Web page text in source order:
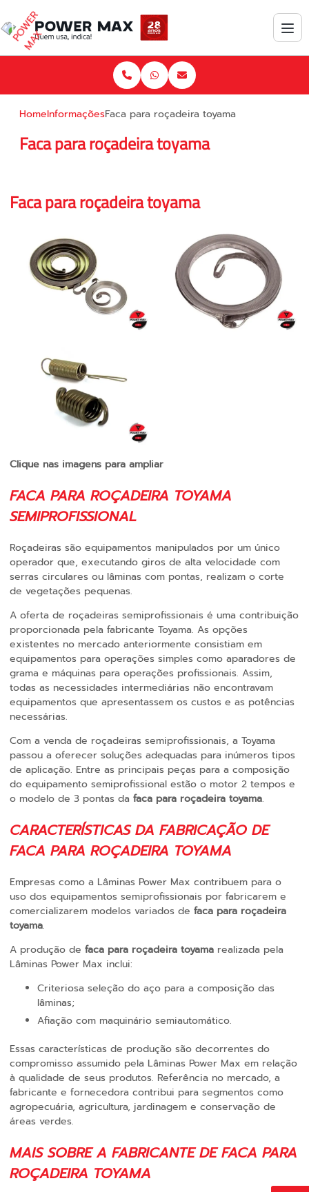
HomeInformaçõesFaca para roçadeira toyama
Faca para roçadeira toyama
Faca para roçadeira toyama
Clique nas imagens para ampliar
FACA PARA ROÇADEIRA TOYAMA
SEMIPROFISSIONAL
Roçadeiras são equipamentos manipulados por um único
operador que, executando giros de alta velocidade com
serras circulares ou lâminas com pontas, realizam o corte
de vegetações pequenas.
A oferta de roçadeiras semiprofissionais é uma contribuição
proporcionada pela fabricante Toyama. As opções
existentes no mercado anteriormente consistiam em
equipamentos para operações simples como aparadores de
grama e máquinas para operações profissionais. Assim,
todas as necessidades intermediárias não encontravam
equipamentos que apresentassem os custos e as potências
necessárias.
Com a venda de roçadeiras semiprofissionais, a Toyama
passou a oferecer soluções adequadas para inúmeros tipos
de aplicação. Entre as principais peças para a composição
do equipamento semiprofissional estão o motor 2 tempos e
o modelo de 3 pontas da faca para roçadeira toyama.
CARACTERÍSTICAS DA FABRICAÇÃO DE
FACA PARA ROÇADEIRA TOYAMA
Empresas como a Lâminas Power Max contribuem para o
uso dos equipamentos semiprofissionais por fabricarem e
comercializarem modelos variados de faca para roçadeira
toyama.
A produção de faca para roçadeira toyama realizada pela
Lâminas Power Max inclui:
Criteriosa seleção do aço para a composição das
lâminas;
Afiação com maquinário semiautomático.
Essas características de produção são decorrentes do
compromisso assumido pela Lâminas Power Max em relação
à qualidade de seus produtos. Referência no mercado, a
fabricante e fornecedora contribui para segmentos como
agropecuária, agricultura, jardinagem e conservação de
áreas verdes.
MAIS SOBRE A FABRICANTE DE FACA PARA
ROÇADEIRA TOYAMA